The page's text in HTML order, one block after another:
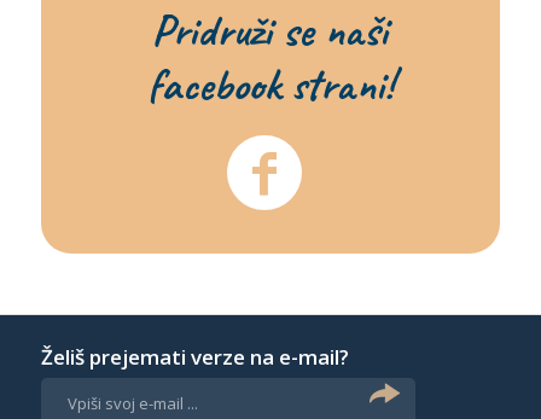
Pridruži se naši
facebook strani!
Želiš prejemati verze na e-mail?